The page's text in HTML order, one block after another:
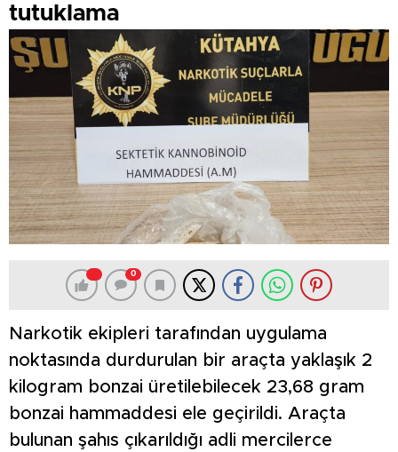
tutuklama
0
Narkotik ekipleri tarafından uygulama
noktasında durdurulan bir araçta yaklaşık 2
kilogram bonzai üretilebilecek 23,68 gram
bonzai hammaddesi ele geçirildi. Araçta
bulunan şahıs çıkarıldığı adli mercilerce